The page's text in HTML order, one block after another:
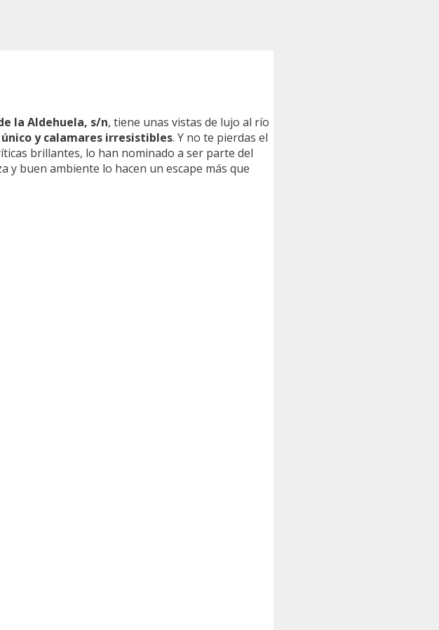
la Aldehuela, s/n, tiene unas vistas de lujo al río
y calamares irresistibles. Y no te pierdas el
brillantes, lo han nominado a ser parte del
y buen ambiente lo hacen un escape más que